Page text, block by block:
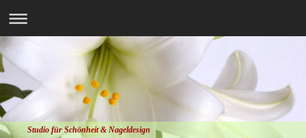
Studio für Schönheit & Nageldesign